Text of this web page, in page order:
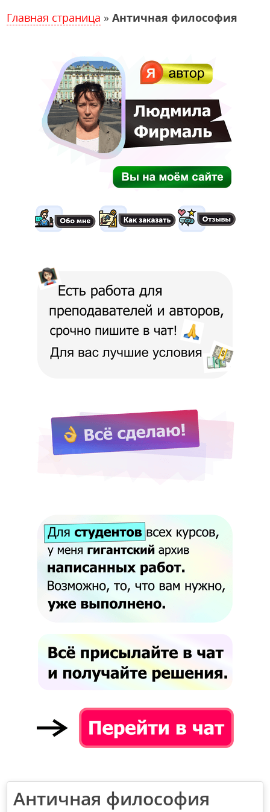
Главная страница »Античная философия
Античная философия